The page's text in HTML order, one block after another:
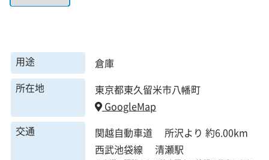
用途
倉庫
所在地
東京都東久留米市八幡町
GoogleMap
交通
関越自動車道 所沢より 約6.00km
西武池袋線 清瀬駅